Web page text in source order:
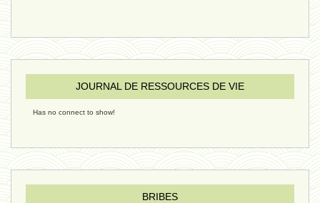
sous-groupe humain - 27 juillet
riche - 25 juillet 2024
Introduction V1 - 6 juin 2024
JOURNAL DE RESSOURCES DE VIE
Has no connect to show!
BRIBES